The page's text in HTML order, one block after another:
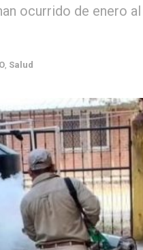
ocurrido de enero
Salud